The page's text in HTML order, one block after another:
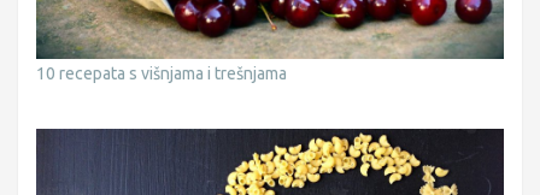
10 recepata s višnjama i trešnjama